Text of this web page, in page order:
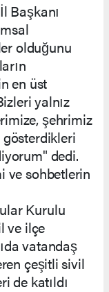
Başkanı
olduğunu
en üst
yalnız
şehrimiz
gösterdikleri
dedi.
ve sohbetlerin
Kurulu
ve ilçe
vatandaş
çeşitli sivil
de katıldı